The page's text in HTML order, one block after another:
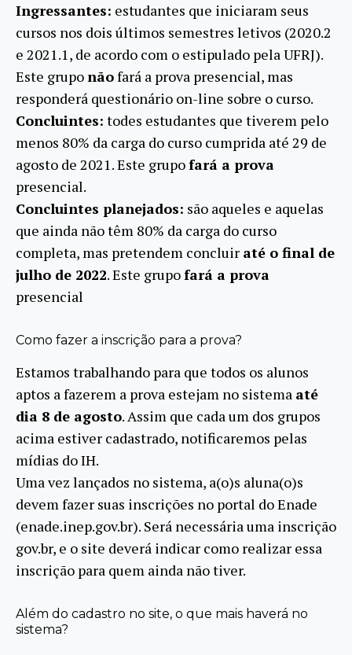
Ingressantes: estudantes que iniciaram seus
cursos nos dois últimos semestres letivos (2020.2
e 2021.1, de acordo com o estipulado pela UFRJ).
Este gruponãofará a prova presencial, mas
responderá questionário on-line sobre o curso.
Concluintes: todes estudantes que tiverem pelo
menos 80% da carga do curso cumprida até 29 de
agosto de 2021. Este grupofará a prova
presencial.
Concluintes planejados: são aqueles e aquelas
que ainda não têm 80% da carga do curso
completa, mas pretendem concluir até o final de
julho de 2022. Este grupofará a prova
presencial
Como fazer a inscrição para a prova?
Estamos trabalhando para que todos os alunos
aptos a fazerem a prova estejam no sistema até
dia 8 de agosto. Assim que cada um dos grupos
acima estiver cadastrado, notificaremos pelas
mídias do IH.
Uma vez lançados no sistema, a(o)s aluna(o)s
devem fazer suas inscrições no portal do Enade
(enade.inep.gov.br). Será necessária uma inscrição
gov.br, e o site deverá indicar como realizar essa
inscrição para quem ainda não tiver.
Além do cadastro no site, o que mais haverá no
sistema?